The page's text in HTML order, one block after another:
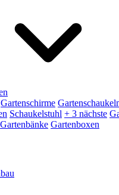
Gartenschirme
Schaukelstuhl + 3 nächste
Gartenbänke Gartenboxen